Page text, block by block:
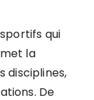
qui
la
disciplines,
De